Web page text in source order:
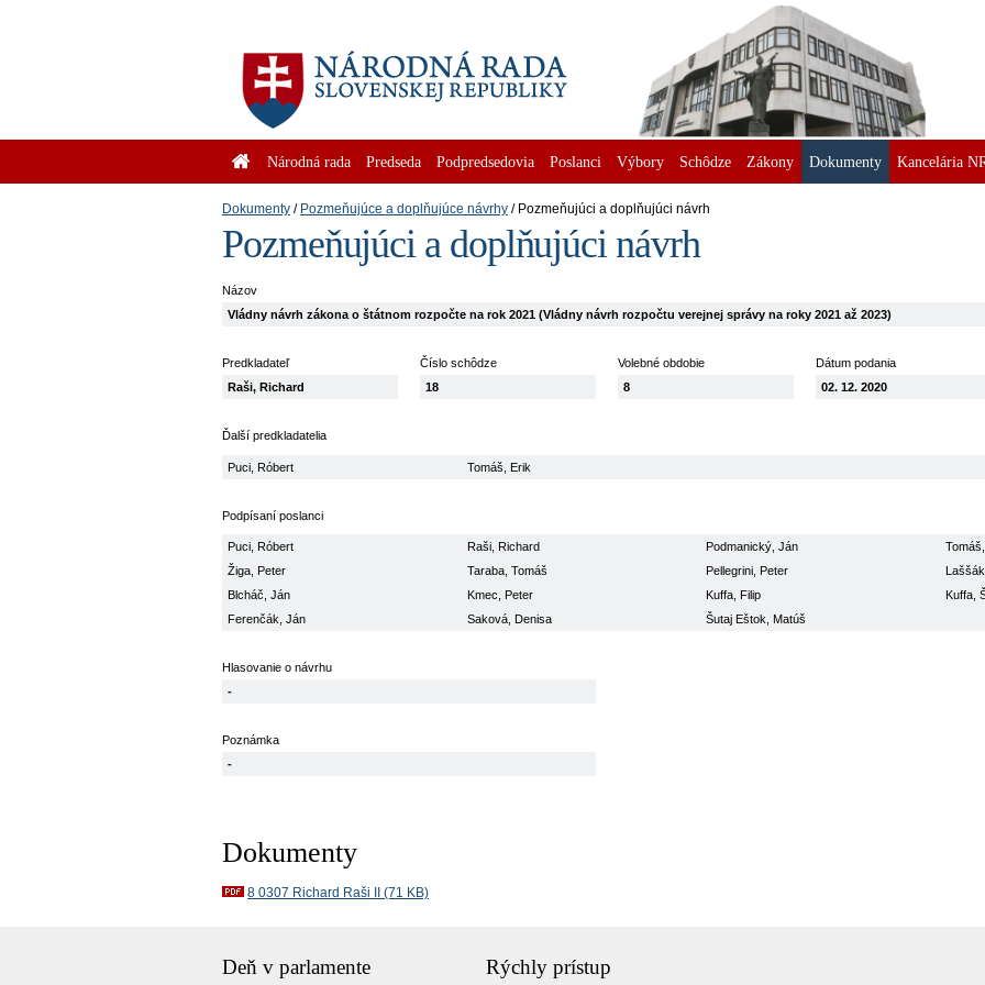
Národná rada Predseda Podpredsedovia Poslanci Výbory Schôdze Zákony Dokumenty Kancelária
Dokumenty Pozmeňujúce a doplňujúce návrhy Pozmeňujúci a doplňujúci návrh
Pozmeňujúci a doplňujúci návrh
Názov
Vládny návrh zákona o štátnom rozpočte na rok 2021 (Vládny návrh rozpočtu verejnej správy na roky 2021 až 2023)
Predkladateľ
Raši, Richard
Číslo schôdze
18
Volebné obdobie
8
Dátum podania
02. 12. 2020
Ďalší predkladatelia
Puci, Róbert Tomáš, Erik
Podpísaní poslanci
Puci, Róbert Raši, Richard Podmanický, Ján
Žiga, Peter
Taraba, Tomáš Pellegrini, Peter
Blcháč, Ján
Kmec, Peter Kuffa, Filip
Kuffa,
Ferenčák, Ján
Saková, Denisa Šutaj Eštok, Matúš
Hlasovanie o návrhu
-
Poznámka
-
Dokumenty
8 0307 Richard Raši II (71 KB)
Deň v parlamente Rýchly prístup